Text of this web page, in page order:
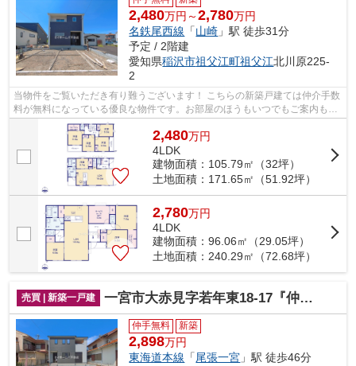
2,480万円～2,780万円
名鉄尾西線 「山崎 」駅 徒歩31分
予定 / 2階建
愛知県稲沢市祖父江町祖父江北川原225-
2
当物件をご覧いただき有り難うございます！ こちらの新築戸建ては仲介手数
料が無料になっている優良な物件です。お部屋のほうもいつでもご案内もさ
せて頂きますのでお気軽にお問合せ下...
2,480万円
4LDK
建物面積：105.79㎡（32坪）
土地面積：171.65㎡（51.92坪）
2,780万円
4LDK
建物面積：96.06㎡（29.05坪）
土地面積：240.29㎡（72.68坪）
売買 | 新築一戸建 一宮市大赤見字若年東18-17『仲介料無料』新築戸建て
仲手無料 新築
2,898万円
東海道本線 「尾張一宮 」駅 徒歩46分